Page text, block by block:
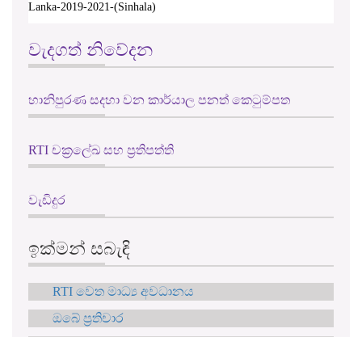
Lanka-2019-2021-(Sinhala)
වැදගත් නිවේදන
හානිපුරණ සදහා වන කාර්යාල පනත් කෙටුම්පත
RTI චක්‍රලේඛ සහ ප්‍රතිපත්ති
වැඩිදුර
ඉක්මන් සබැඳි
RTI වෙත මාධ්‍ය අවධානය
ඔබේ ප්‍රතිචාර